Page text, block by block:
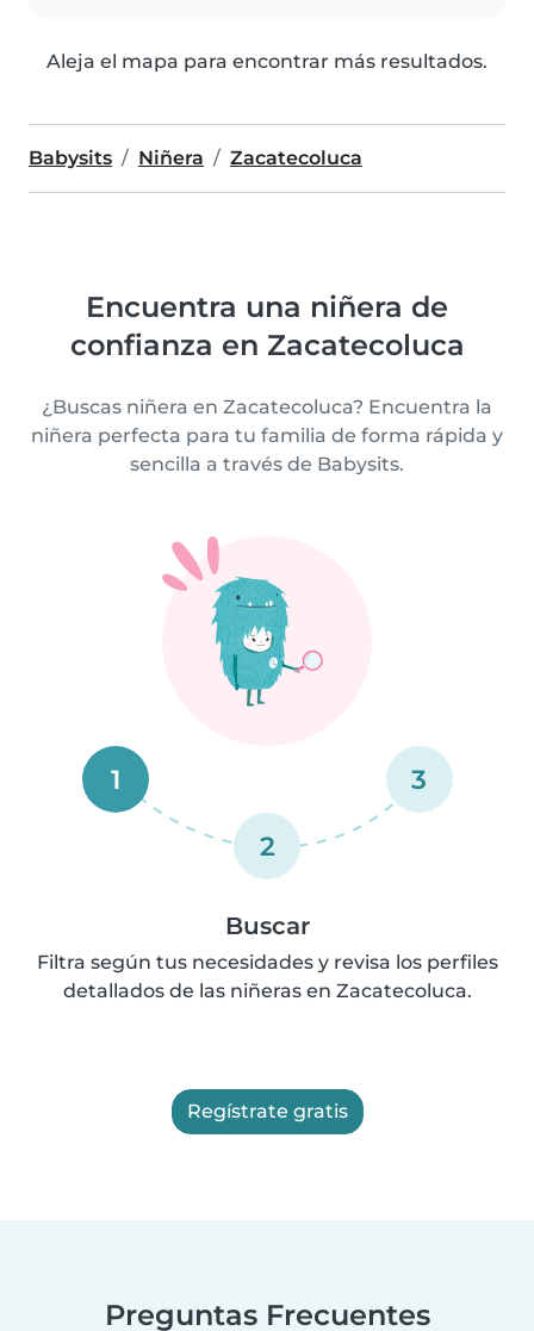
Aleja el mapa para encontrar más resultados.
Babysits Niñera Zacatecoluca
Encuentra una niñera de
confianza en Zacatecoluca
¿Buscas niñera en Zacatecoluca? Encuentra la
niñera perfecta para tu familia de forma rápida y
sencilla a través de Babysits.
1
2
3
Buscar
Filtra según tus necesidades y revisa los perfiles
detallados de las niñeras en Zacatecoluca.
Regístrate gratis
Preguntas Frecuentes